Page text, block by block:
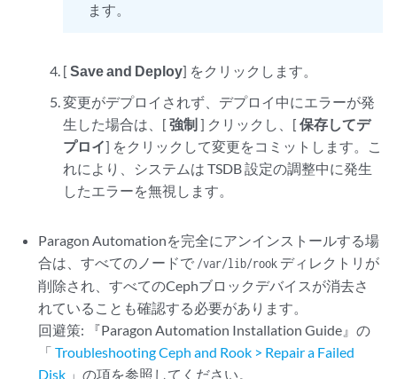
ます。
[ Save and Deploy] をクリックします。
変更がデプロイされず、デプロイ中にエラーが発
生した場合は、[ 強制] クリックし、[ 保存してデ
プロイ] をクリックして変更をコミットします。こ
れにより、システムは TSDB 設定の調整中に発生
したエラーを無視します。
Paragon Automationを完全にアンインストールする場
合は、すべてのノードで /var/lib/rook ディレクトリが
削除され、すべてのCephブロックデバイスが消去さ
れていることも確認する必要があります。
回避策: 『Paragon Automation Installation Guide』の
「Troubleshooting Ceph and Rook > Repair a Failed
Disk 」の項を参照してください。